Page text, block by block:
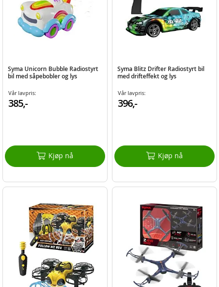
Syma Unicorn Bubble Radiostyrt
bil med såpebobler og lys
Vår lavpris:
385,-
Kjøp nå
Syma Blitz Drifter Radiostyrt bil
med drifteffekt og lys
Vår lavpris:
396,-
Kjøp nå